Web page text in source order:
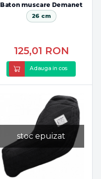
Baton muscare Demanet
26 cm
125,01 RON
Adauga in cos
stoc epuizat